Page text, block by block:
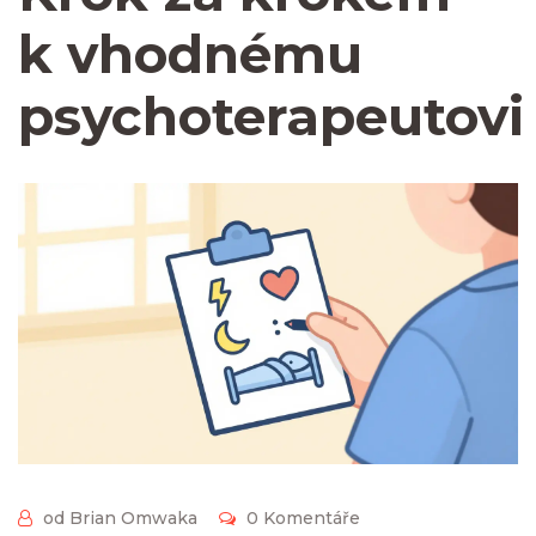
k vhodnému
psychoterapeutovi
od Brian Omwaka 0 Komentáře